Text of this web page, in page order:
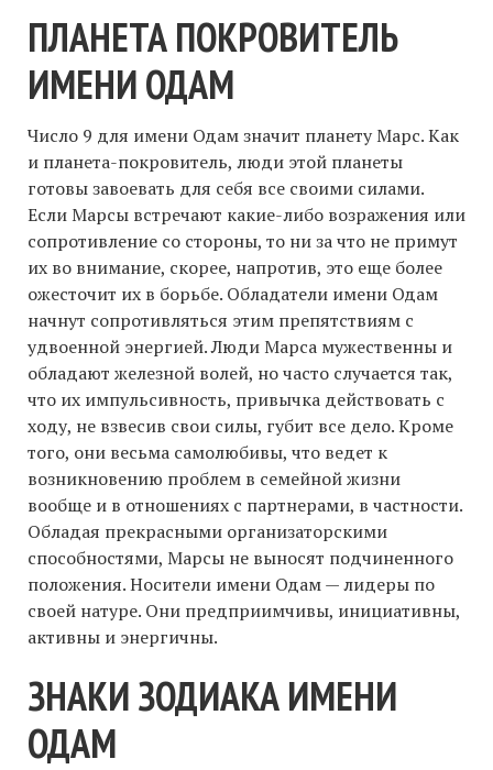
ПЛАНЕТА ПОКРОВИТЕЛЬ
ИМЕНИ ОДАМ
Число 9 для имени Одам значит планету Марс. Как
и планета-покровитель, люди этой планеты
готовы завоевать для себя все своими силами.
Если Марсы встречают какие-либо возражения или
сопротивление со стороны, то ни за что не примут
их во внимание, скорее, напротив, это еще более
ожесточит их в борьбе. Обладатели имени Одам
начнут сопротивляться этим препятствиям с
удвоенной энергией. Люди Марса мужественны и
обладают железной волей, но часто случается так,
что их импульсивность, привычка действовать с
ходу, не взвесив свои силы, губит все дело. Кроме
того, они весьма самолюбивы, что ведет к
возникновению проблем в семейной жизни
вообще и в отношениях с партнерами, в частности.
Обладая прекрасными организаторскими
способностями, Марсы не выносят подчиненного
положения. Носители имени Одам — лидеры по
своей натуре. Они предприимчивы, инициативны,
активны и энергичны.
ЗНАКИ ЗОДИАКА ИМЕНИ
ОДАМ